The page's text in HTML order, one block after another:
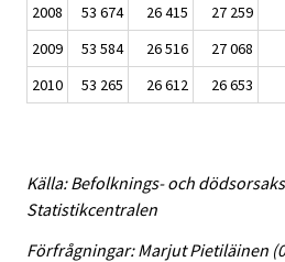
2008
53 674 26 415 27 259
2009
53 584 26 516 27 068
2010
53 265 26 612 26 653
Källa: Befolknings- och
Statistikcentralen
Förfrågningar: Marjut Pietiläinen